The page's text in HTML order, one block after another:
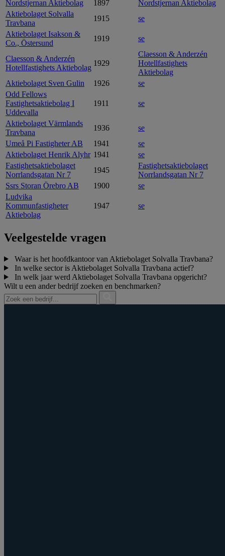
Nordstjernan Aktiebolag
1897
Nordstjernan Aktiebolag
Aktiebolaget Solvalla
Travbana
1915
se
Aktiebolaget Isakson &
Co., Östersund
1919 se
Claesson & Anderzén
Hotellfastighets Aktiebolag
1929
Claesson & Anderzén
Hotellfastighets
Aktiebolag
Aktiebolaget Sven Gulin
1926
se
Odd Fellows
Fastighetsaktiebolag I
Uddevalla
1911 se
Aktiebolaget Värmlands
Travbana
1936
se
Umeå Pi Fastigheter AB
1941
se
Aktiebolaget Henrik Alyhr 1941
se
Fastighetsaktiebolaget
Norrlandsgatan Nr 7
1945
Fastighetsaktiebolaget
Norrlandsgatan Nr 7
Ssrs Storan Örebro AB
1900
se
Ludvika
Kommunfastigheter
Aktiebolag
1947 se
Veelgestelde vragen
Waar is het hoofdkantoor van Aktiebolaget Solvalla Travbana?
In welke sector is Aktiebolaget Solvalla Travbana actief?
In welk jaar werd Aktiebolaget Solvalla Travbana opgericht?
Wilt u een ander bedrijf zoeken en benchmarken?